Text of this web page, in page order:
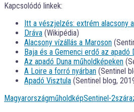
Kapcsolódó linkek:
Itt a vészjelzés: extrém alacsony
Dráva (Wikipédia)
Alacsony vízállás a Maroson
Baja és a Gemenci erdő az apadó
Az apadó Duna műholdképeken
A Loire a forró nyárban (Sentinel
Apadó Visztula (Sentinel blog,
MagyarországműholdképSentinel-2